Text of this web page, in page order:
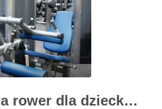
Jakie ochraniacze na rower dla dziecka wybrać? Praktyczny poradnik